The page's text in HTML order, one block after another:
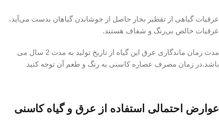
عرقیات گیاهی از تقطیر بخار حاصل از جوشاندن گیاهان بدست می‌آید،
عرقیات خالص بی‌رنگ و شفاف هستند.
مدت زمان ماندگاری عرق این گیاه از تاریخ تولید به مدت 2 سال می
باشد.در زمان مصرف عصاره کاسنی به رنگ و طعم آن توجه کنید
عوارض احتمالی استفاده از عرق و گیاه کاسنی